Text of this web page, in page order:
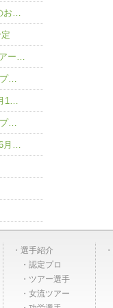
お…
ー…
プ…
1…
プ…
月…
選手紹介
認定プロ
ツアー選手
女流ツアー